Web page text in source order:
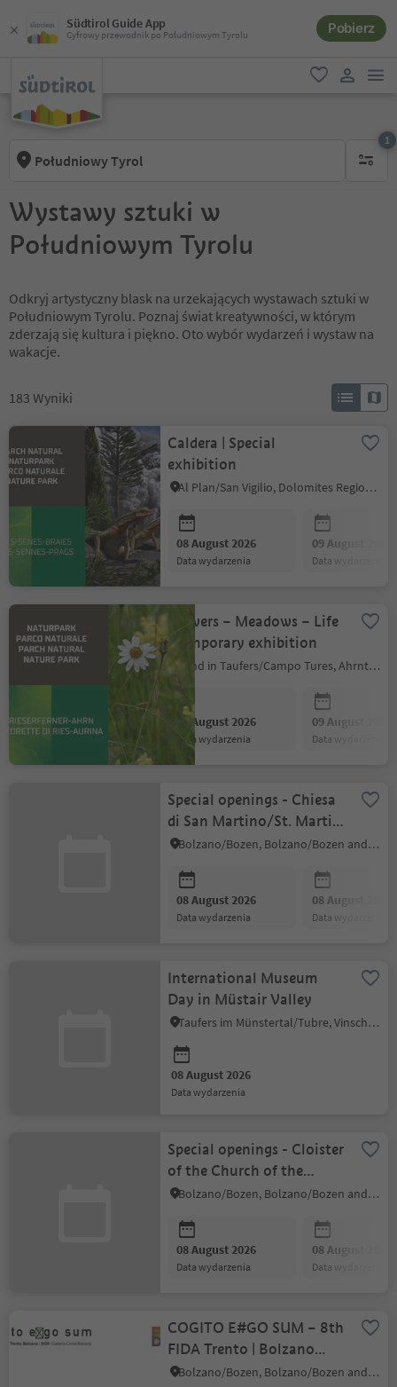
Südtirol Guide App
Cyfrowy przewodnik po Południowym Tyrolu Pobierz
ulubione
Południowy Tyrol
1
1
Wystawy sztuki w
Południowym Tyrolu
Odkryj artystyczny blask na urzekających wystawach sztuki w
Południowym Tyrolu. Poznaj świat kreatywności, w którym
zderzają się kultura i piękno. Oto wybór wydarzeń i wystaw na
wakacje.
183 Wyniki
Caldera | Special
exhibition
Al Plan/San Vigilio, Dolomites Region Kronplatz/Plan de Corones
08 August 2026
data wydarzenia
09 August 2026
data wydarzenia
Flowers – Meadows – Life
| temporary exhibition
Sand in Taufers/Campo Tures, Ahrntal/Valle Aurina
08 August 2026
data wydarzenia
09 August 2026
data wydarzenia
Special openings - Chiesa
di San Martino/St. Martin
in Kampill
Bolzano/Bozen, Bolzano/Bozen and environs
08 August 2026
data wydarzenia
08 August 2026
data wydarzenia
International Museum
Day in Müstair Valley
Taufers im Münstertal/Tubre, Vinschgau/Val Venosta
08 August 2026
data wydarzenia
Special openings - Cloister
of the Church of the
Dominicans
Bolzano/Bozen, Bolzano/Bozen and environs
08 August 2026
data wydarzenia
08 August 2026
data wydarzenia
COGITO E#GO SUM – 8th
FIDA Trento | Bolzano
Biennial
Bolzano/Bozen, Bolzano/Bozen and environs